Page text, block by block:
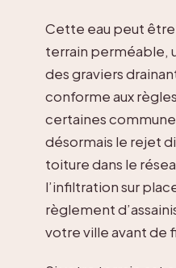
Cette eau peut
terrain perméable,
des graviers
conforme aux
certaines
désormais le rejet
toiture dans le
l’infiltration sur
règlement
votre ville avant de